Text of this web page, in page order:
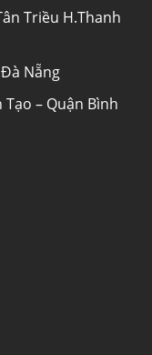
Triều H.Thanh
Nẵng
Tạo – Quận Bình